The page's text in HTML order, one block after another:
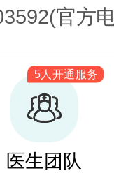
法、窄波
风，包括
素细胞移植
官方
5人开通服务
医生团队